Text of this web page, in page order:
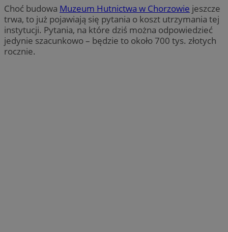
Choć budowa Muzeum Hutnictwa w Chorzowie jeszcze
trwa, to już pojawiają się pytania o koszt utrzymania tej
instytucji. Pytania, na które dziś można odpowiedzieć
jedynie szacunkowo – będzie to około 700 tys. złotych
rocznie.